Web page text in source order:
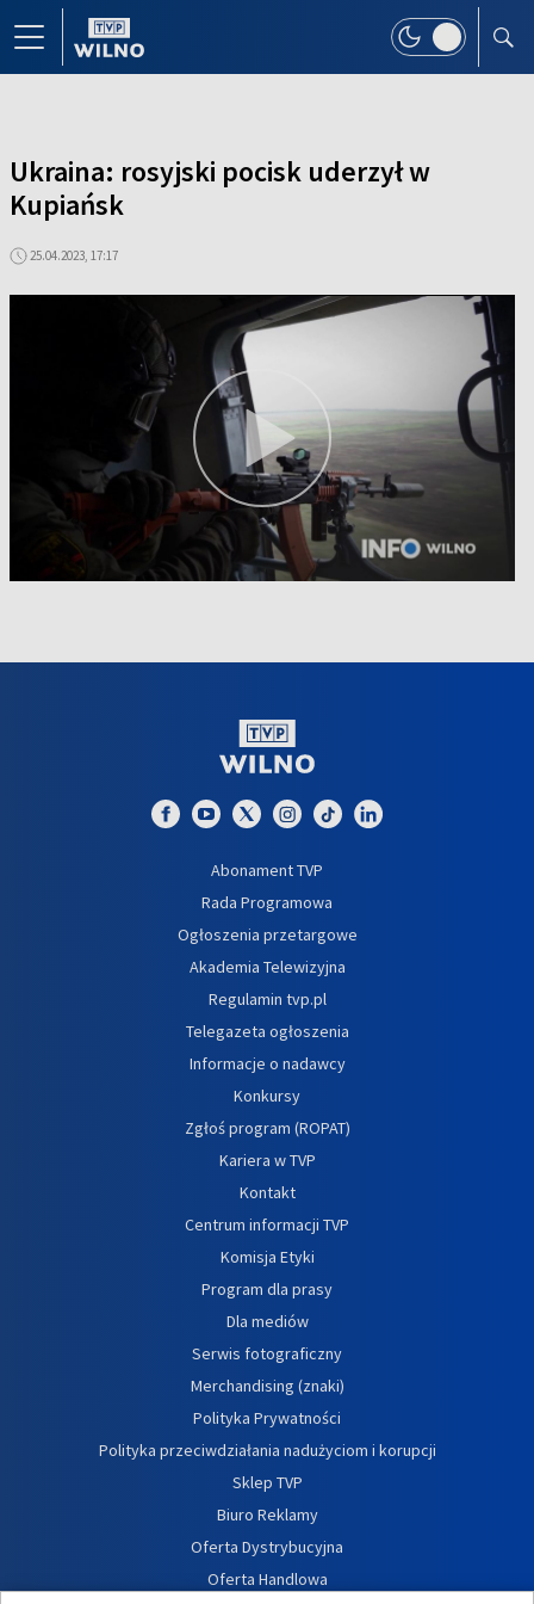
Ukraina: rosyjski pocisk uderzył w
Kupiańsk
25.04.2023, 17:17
Abonament TVP
Rada Programowa
Ogłoszenia przetargowe
Akademia Telewizyjna
Regulamin tvp.pl
Telegazeta ogłoszenia
Informacje o nadawcy
Konkursy
Zgłoś program (ROPAT)
Kariera w TVP
Kontakt
Centrum informacji TVP
Komisja Etyki
Program dla prasy
Dla mediów
Serwis fotograficzny
Merchandising (znaki)
Polityka Prywatności
Polityka przeciwdziałania nadużyciom i korupcji
Sklep TVP
Biuro Reklamy
Oferta Dystrybucyjna
Oferta Handlowa